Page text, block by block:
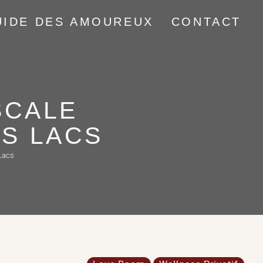
DES AMOUREUX CONTACT
LACS